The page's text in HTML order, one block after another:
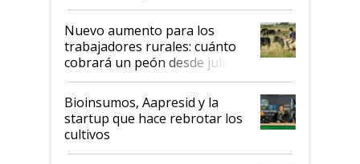
Nuevo aumento para los
trabajadores rurales: cuánto
cobrará un peón desde julio
Bioinsumos, Aapresid y la
startup que hace rebrotar los
cultivos